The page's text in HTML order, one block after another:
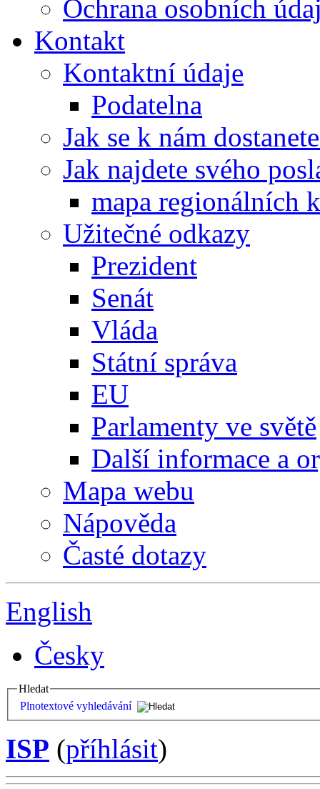
Ochrana osobních
Kontakt
Kontaktní údaje
Podatelna
Jak se k nám
Jak najdete svého
mapa regionálních
Užitečné odkazy
Prezident
Senát
Vláda
Státní správa
EU
Parlamenty ve světě
Další informace a
Mapa webu
Nápověda
Časté dotazy
English
Česky
Hledat
Plnotextové vyhledávání
ISP (příhlásit)